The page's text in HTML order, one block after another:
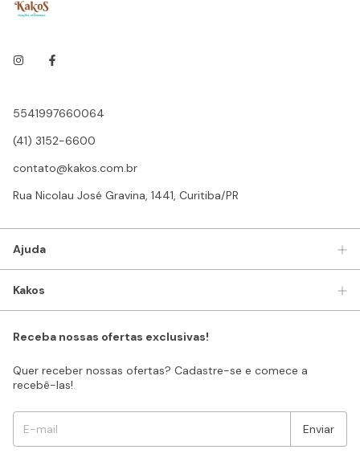
5541997660064
(41) 3152-6600
contato@kakos.com.br
Rua Nicolau José Gravina, 1441, Curitiba/PR
Ajuda
Kakos
Receba nossas ofertas exclusivas!
Quer receber nossas ofertas? Cadastre-se e comece a
recebê-las!